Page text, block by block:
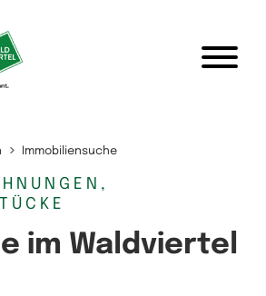
Immobiliensuche
im Waldviertel